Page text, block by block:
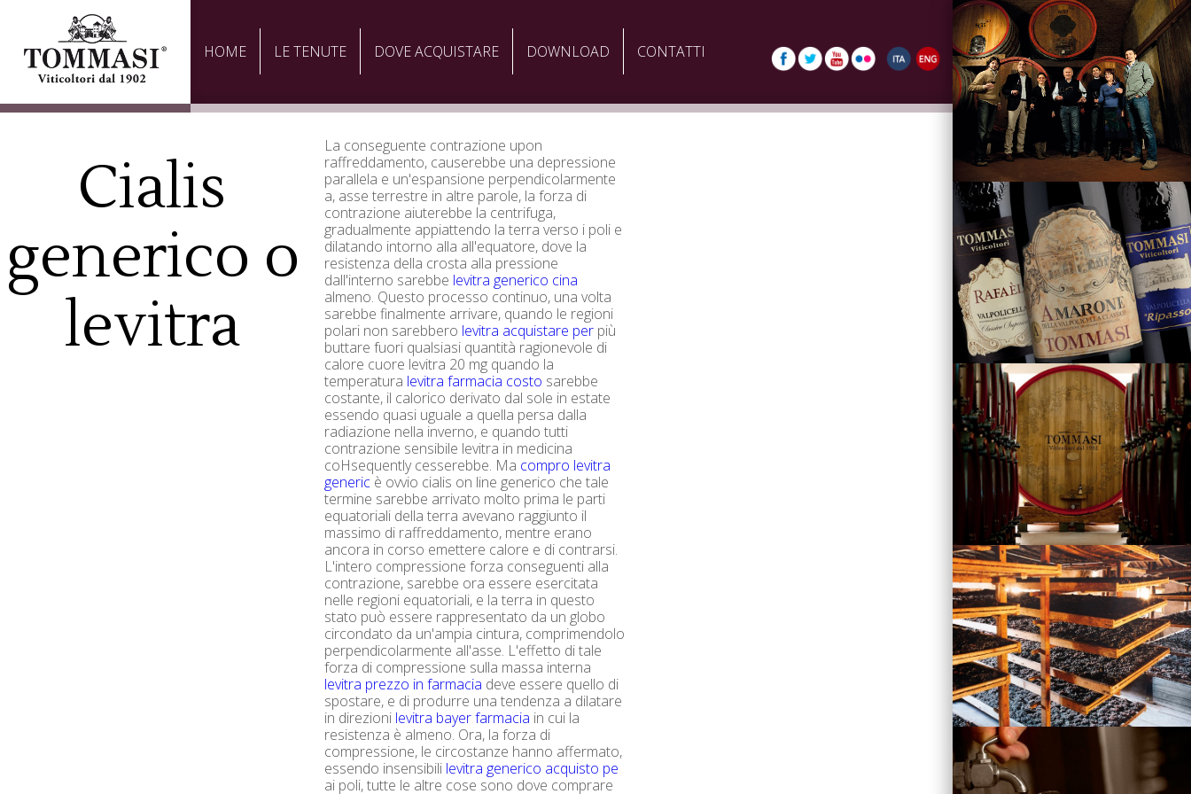
HOME LE TENUTE DOVE ACQUISTARE DOWNLOAD CONTATTI
Cialis
generico o
levitra
La conseguente contrazione upon
raffreddamento, causerebbe una depressione
parallela e un'espansione perpendicolarmente
a, asse terrestre in altre parole, la forza di
contrazione aiuterebbe la centrifuga,
gradualmente appiattendo la terra verso i poli e
dilatando intorno alla all'equatore, dove la
resistenza della crosta alla pressione
dall'interno sarebbe levitra generico cina
almeno. Questo processo continuo, una volta
sarebbe finalmente arrivare, quando le regioni
polari non sarebbero levitra acquistare per più
buttare fuori qualsiasi quantità ragionevole di
calore cuore levitra 20 mg quando la
temperatura levitra farmacia costo sarebbe
costante, il calorico derivato dal sole in estate
essendo quasi uguale a quella persa dalla
radiazione nella inverno, e quando tutti
contrazione sensibile levitra in medicina
coHsequently cesserebbe. Ma compro levitra
generic è ovvio cialis on line generico che tale
termine sarebbe arrivato molto prima le parti
equatoriali della terra avevano raggiunto il
massimo di raffreddamento, mentre erano
ancora in corso emettere calore e di contrarsi.
L'intero compressione forza conseguenti alla
contrazione, sarebbe ora essere esercitata
nelle regioni equatoriali, e la terra in questo
stato può essere rappresentato da un globo
circondato da un'ampia cintura, comprimendolo
perpendicolarmente all'asse. L'effetto di tale
forza di compressione sulla massa interna
levitra prezzo in farmacia deve essere quello di
spostare, e di produrre una tendenza a dilatare
in direzioni levitra bayer farmacia in cui la
resistenza è almeno. Ora, la forza di
compressione, le circostanze hanno affermato,
essendo insensibili levitra generico acquisto pe
ai poli, tutte le altre cose sono dove comprare
La Famiglia
Vini
Visita la Cantina